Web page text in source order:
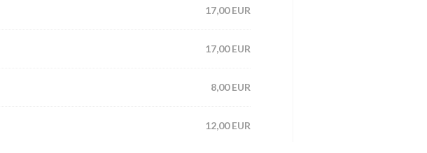
17,00 EUR
17,00 EUR
8,00 EUR
12,00 EUR